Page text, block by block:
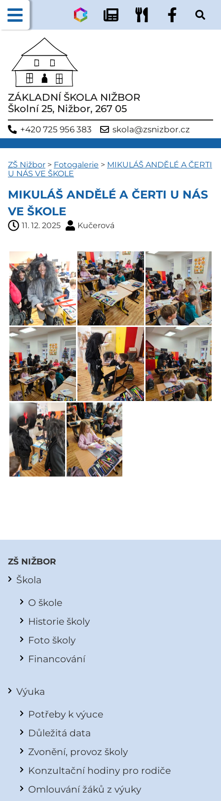
ZÁKLADNÍ ŠKOLA NIŽBOR
Školní 25, Nižbor, 267 05
+420 725 956 383 skola@zsnizbor.cz
ZŠ Nižbor > Fotogalerie > MIKULÁŠ ANDĚLÉ A ČERTI
U NÁS VE ŠKOLE
MIKULÁŠ ANDĚLÉ A ČERTI U NÁS
VE ŠKOLE
11. 12. 2025 Kučerová
ZŠ NIŽBOR
Škola
O škole
Historie školy
Foto školy
Financování
Výuka
Potřeby k výuce
Důležitá data
Zvonění, provoz školy
Konzultační hodiny pro rodiče
Omlouvání žáků z výuky